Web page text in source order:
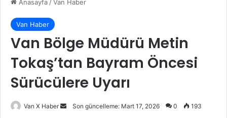
Anasayfa/Van Haber
Van Haber
Van Bölge Müdürü Metin
Tokaş’tan Bayram Öncesi
Sürücülere Uyarı
Van X Haber
BirSon güncelleme: Mart 17, 2026 0 193